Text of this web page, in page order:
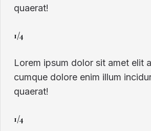
quaerat!
1/4
Lorem ipsum dolor sit amet elit
cumque dolore enim illum
quaerat!
1/4